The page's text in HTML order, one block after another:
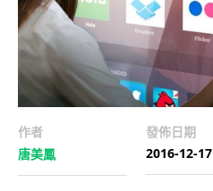
作者
唐美鳳
發佈日期
2016-12-17